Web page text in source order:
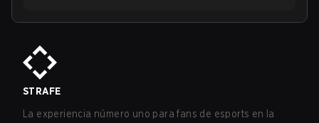
STRAFE
La experiencia número uno para fans de esports en la